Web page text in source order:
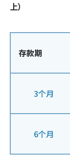
上）
存款期
3个月
6个月